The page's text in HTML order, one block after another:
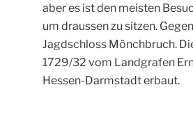
aber es ist den meisten
um draussen zu sitzen.
Jagdschloss Mönchbruch.
1729/32 vom Landgrafen
Hessen-Darmstadt erbaut.